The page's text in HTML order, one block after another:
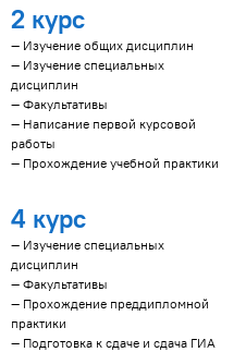
2 курс
— Изучение общих дисциплин
— Изучение специальных
дисциплин
— Факультативы
— Написание первой курсовой
работы
— Прохождение учебной практики
4 курс
— Изучение специальных
дисциплин
— Факультативы
— Прохождение преддипломной
практики
— Подготовка к сдаче и сдача ГИА